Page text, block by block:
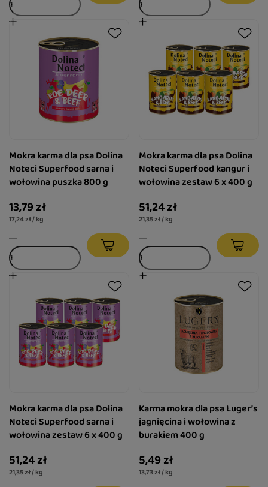
Mokra karma dla psa Dolina
Noteci Superfood sarna i
wołowina puszka 800 g
13,79 zł
17,24 zł / kg
Mokra karma dla psa Dolina
Noteci Superfood kangur i
wołowina zestaw 6 x 400 g
51,24 zł
21,35 zł / kg
Mokra karma dla psa Dolina
Noteci Superfood sarna i
wołowina zestaw 6 x 400 g
51,24 zł
21,35 zł / kg
Karma mokra dla psa Luger’s
jagnięcina i wołowina z
burakiem 400 g
5,49 zł
13,73 zł / kg